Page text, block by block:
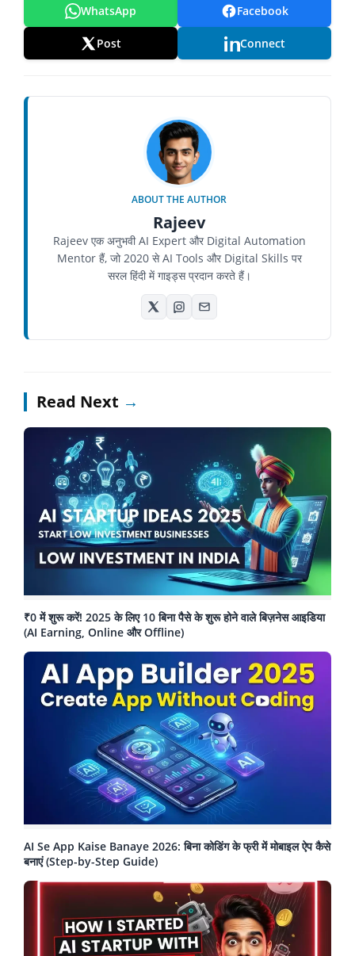
WhatsApp Facebook
Post Connect
ABOUT THE AUTHOR
Rajeev
Rajeev एक अनुभवी AI Expert और Digital Automation
Mentor हैं, जो 2020 से AI Tools और Digital Skills पर
सरल हिंदी में गाइड्स प्रदान करते हैं।
Read Next →
₹0 में शुरू करें! 2025 के लिए 10 बिना पैसे के शुरू होने वाले बिज़नेस आइडिया
(AI Earning, Online और Offline)
AI Se App Kaise Banaye 2026: बिना कोडिंग के फ्री में मोबाइल ऐप कैसे
बनाएं (Step-by-Step Guide)